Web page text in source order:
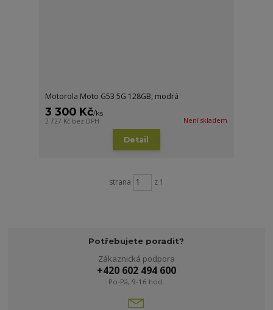
Motorola Moto G53 5G 128GB, modrá
3 300 Kč/ks
2 727 Kč bez DPH Není skladem
Detail
strana z 1
Potřebujete poradit?
Zákaznická podpora
+420 602 494 600
Po-Pá, 9-16 hod.